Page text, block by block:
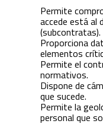
Permite
accede está al
(subcontratas).
Proporciona
elementos
Permite el
normativos.
Dispone de
que sucede.
Permite la
personal que